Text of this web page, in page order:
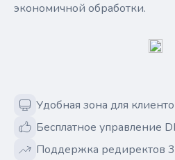
экономичной обработки.
Удобная зона для
Бесплатное управление
Поддержка редиректов